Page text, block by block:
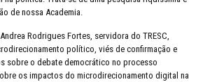
de nossa Academia.
Rodrigues Fortes, servidora do TRESC,
político, viés de confirmação e
sobre o debate democrático no processo
os impactos do microdirecionamento digital na